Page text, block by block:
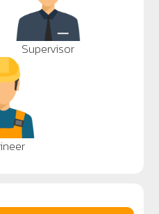
Supervisor